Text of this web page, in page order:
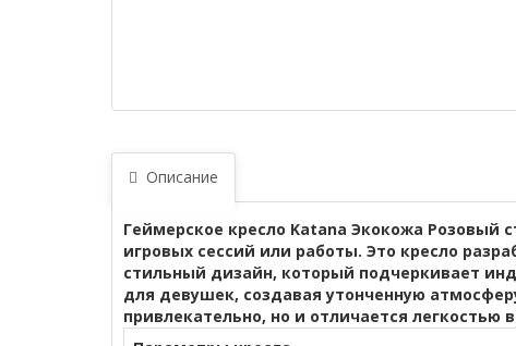
Описание
Геймерское кресло Katana Экокожа
игровых сессий или работы. Это кресло
стильный дизайн, который подчеркивает
для девушек, создавая утонченную
привлекательно, но и отличается легкостью